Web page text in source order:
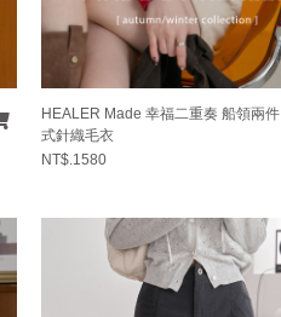
HEALER Made 幸福二重奏 船領兩件
式針織毛衣
NT$.1580